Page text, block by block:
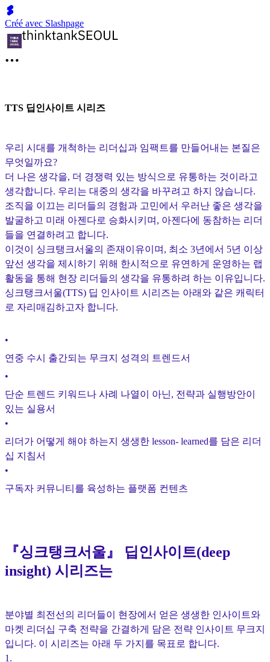
Créé avec Slashpage
TTS 딥인사이트 시리즈
우리 시대를 개척하는 리더십과 임팩트를 만들어내는 본질은
무엇일까요?
더 나은 생각을, 더 경쟁력 있는 방식으로 유통하는 것이라고
생각합니다. 우리는 대중의 생각을 바꾸려고 하지 않습니다.
조직을 이끄는 리더들의 경험과 고민에서 우러난 좋은 생각을
발굴하고 미래 아젠다로 승화시키며, 아젠다에 동참하는 리더
들을 연결하려고 합니다.
이것이 싱크탱크서울의 존재이유이며, 최소 3년에서 5년 이상
앞선 생각을 제시하기 위해 한시적으로 유연하게 운영하는 랩
활동을 통해 현장 리더들의 생각을 유통하려 하는 이유입니다.
싱크탱크서울(TTS) 딥 인사이트 시리즈는 아래와 같은 캐릭터
로 자리매김하고자 합니다.
•
연중 수시 출간되는 무크지 성격의 트렌드서
•
단순 트렌드 키워드나 사례 나열이 아닌, 전략과 실행방안이
있는 실용서
•
리더가 어떻게 해야 하는지 생생한 lesson- learned를 담은 리더
십 지침서
•
구독자 커뮤니티를 육성하는 플랫폼 컨텐츠
『싱크탱크서울』 딥인사이트(deep
insight) 시리즈는
분야별 최전선의 리더들이 현장에서 얻은 생생한 인사이트와
마켓 리더십 구축 전략을 간결하게 담은 전략 인사이트 무크지
입니다. 이 시리즈는 아래 두 가지를 목표로 합니다.
1 .